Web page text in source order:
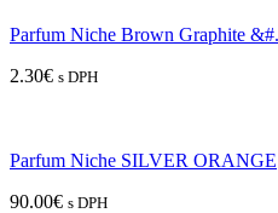
Parfum Niche Brown Graphite
2.30€ s DPH
Parfum Niche SILVER ORANGE
90.00€ s DPH